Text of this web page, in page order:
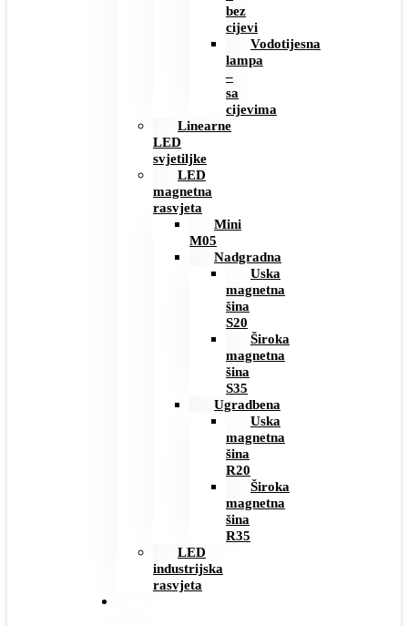
bez
cijevi
Vodotijesna
lampa
–
sa
cijevima
Linearne
LED
svjetiljke
LED
magnetna
rasvjeta
Mini
M05
Nadgradna
Uska
magnetna
šina
S20
Široka
magnetna
šina
S35
Ugradbena
Uska
magnetna
šina
R20
Široka
magnetna
šina
R35
LED
industrijska
rasvjeta